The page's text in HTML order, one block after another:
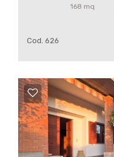
168 mq
Cod. 626